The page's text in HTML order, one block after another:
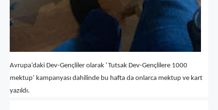
Avrupa’daki Dev-Gençliler olarak ‘Tutsak Dev-Gençlilere 1000
mektup’ kampanyası dahilinde bu hafta da onlarca mektup ve kart
yazıldı.